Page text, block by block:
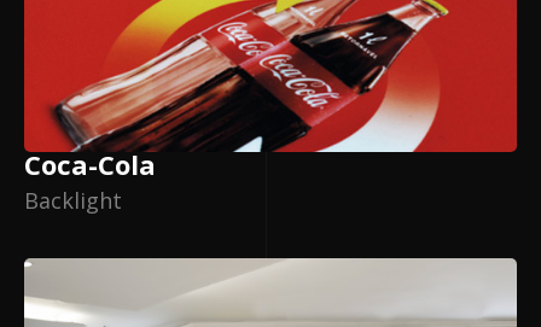
Coca-Cola
Backlight